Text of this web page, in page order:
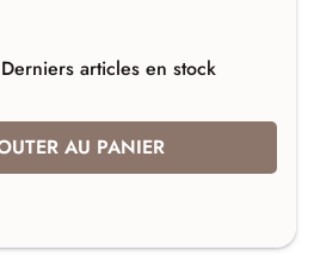
Derniers articles en stock
AU PANIER